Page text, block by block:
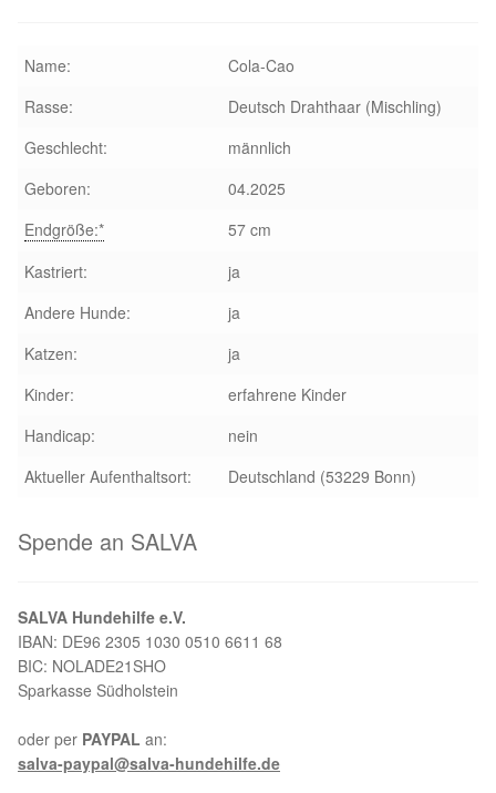
Updates „Hilfe La Linea“
Partnertierheim in Bulgarien
Name:
Cola-Cao
Rasse:
Deutsch Drahthaar (Mischling)
Geschlecht:
männlich
Geboren:
04.2025
Endgröße:*
57 cm
Kastriert:
ja
Andere Hunde:
ja
Katzen:
ja
Kinder:
erfahrene Kinder
Handicap:
nein
Aktueller Aufenthaltsort:
Deutschland (53229 Bonn)
Spende an SALVA
SALVA Hundehilfe e.V.
IBAN: DE96 2305 1030 0510 6611 68
BIC: NOLADE21SHO
Sparkasse Südholstein
oder per PAYPAL an:
salva-paypal@salva-hundehilfe.de